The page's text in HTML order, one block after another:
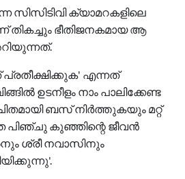
സിസിടിവി ക്യാമറകളിലെ
ഭീതിജനകമായ ആ
എന്നത്
ഉടനീളം നാം പാലിക്കേണ്ട
ബസ് നിര്‍ത്തുകയും മറ്റ്
കുഞ്ഞിന്റെ ജീവന്‍
ശ്രീ നവാസിനും